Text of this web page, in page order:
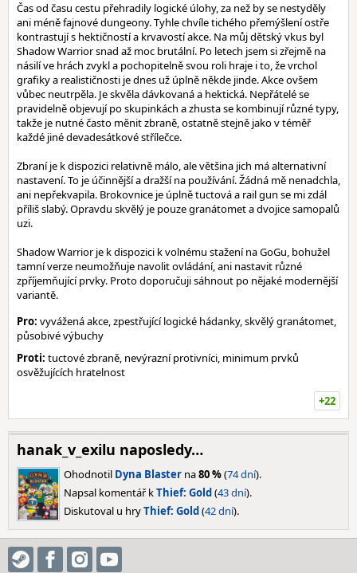
Čas od času cestu přehradily logické úlohy, za než by se nestyděly
ani méně fajnové dungeony. Tyhle chvíle tichého přemýšlení ostře
kontrastují s hektičností a krvavostí akce. Na můj dětský vkus byl
Shadow Warrior snad až moc brutální. Po letech jsem si zřejmě na
násilí ve hrách zvykl a pochopitelně svou roli hraje i to, že vrchol
grafiky a realističnosti je dnes už úplně někde jinde. Akce ovšem
vůbec neutrpěla. Je skvěla dávkovaná a hektická. Nepřátelé se
pravidelně objevují po skupinkách a zhusta se kombinují různé typy,
takže je nutné často měnit zbraně, ostatně stejně jako v téměř
každé jiné devadesátkové střílečce.
Zbraní je k dispozici relativně málo, ale většina jich má alternativní
nastavení. To je účinnější a dražší na používání. Žádná mě nenadchla,
ani nepřekvapila. Brokovnice je úplně tuctová a rail gun se mi zdál
příliš slabý. Opravdu skvělý je pouze granátomet a dvojice samopalů
uzi.
Shadow Warrior je k dispozici k volnému stažení na GoGu, bohužel
tamní verze neumožňuje navolit ovládání, ani nastavit různé
zpříjemňující prvky. Proto doporučuji sáhnout po nějaké modernější
variantě.
Pro: vyvážená akce, zpestřující logické hádanky, skvělý granátomet,
působivé výbuchy
Proti: tuctové zbraně, nevýrazní protivníci, minimum prvků
osvěžujících hratelnost
+22
hanak_v_exilu naposledy…
Ohodnotil Dyna Blaster na80 %(74 dní).
Napsal komentář kThief: Gold(43 dní).
Diskutoval u hryThief: Gold(42 dní).